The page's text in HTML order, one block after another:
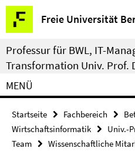
Springe
direkt
zu
Inhalt
Freie Universität
Service-
Navigation
Professur für BWL, IT-
Transformation Univ. Prof.
MENÜ
Startseite Fachbereich
Wirtschaftsinformatik
Univ.-
Team
Wissenschaftliche